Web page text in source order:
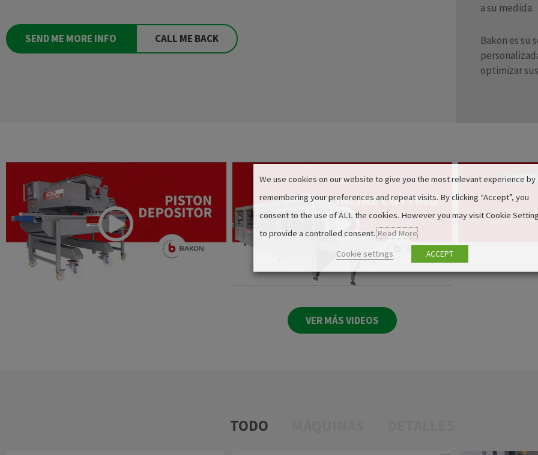
SEND ME MORE INFO CALL ME BACK
a su medida.
Bakon es su
optimizar
VER MÁS VIDEOS
TODO
We use cookies on our website to give you the most relevant experience by
remembering your preferences and repeat visits. By clicking “Accept”, you
consent to the use of ALL the cookies. However you may visit Cookie
to provide a controlled consent.Read More
Cookie settings
ACCEPT